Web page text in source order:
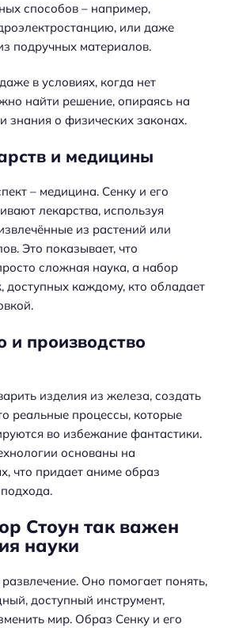
способов – например,
или даже
подручных материалов.
в условиях, когда нет
найти решение, опираясь на
знания о физических законах.
и медицины
– медицина. Сенку и его
лекарства, используя
из растений или
Это показывает, что
сложная наука, а набор
доступных каждому, кто обладает
и производство
изделия из железа, создать
реальные процессы, которые
во избежание фантастики.
основаны на
что придает аниме образ
Стоун так важен
науки
Оно помогает понять,
доступный инструмент,
мир. Образ Сенку и его